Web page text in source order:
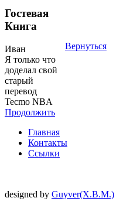
Гостевая
Книга
Иван
Я только что
доделал свой
старый
перевод
Tecmo NBA
Продолжить
Вернуться
Главная
Контакты
Ссылки
designed by Guyver(X.B.M.)